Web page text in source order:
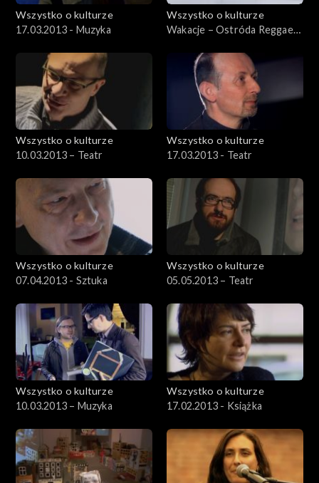
Wszystko o kulturze
17.03.2013 - Muzyka
Wszystko o kulturze
Wakacje – Ostróda Reggae
Wszystko o kulturze
10.03.2013 – Teatr
Wszystko o kulturze
17.03.2013 - Teatr
Wszystko o kulturze
07.04.2013 - Sztuka
Wszystko o kulturze
05.05.2013 – Teatr
Wszystko o kulturze
10.03.2013 – Muzyka
Wszystko o kulturze
17.02.2013 - Książka